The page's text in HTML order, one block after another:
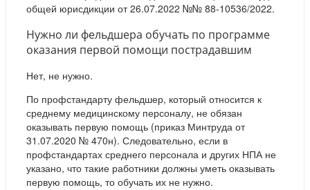
общей юрисдикции от 26.07.2022 №№ 88-10536/2022.
Нужно ли фельдшера обучать по программе
оказания первой помощи пострадавшим
Нет, не нужно.
По профстандарту фельдшер, который относится к
среднему медицинскому персоналу, не обязан
оказывать первую помощь (приказ Минтруда от
31.07.2020 № 470н). Следовательно, если в
профстандартах среднего персонала и других НПА не
указано, что такие работники должны уметь оказывать
первую помощь, то обучать их не нужно.